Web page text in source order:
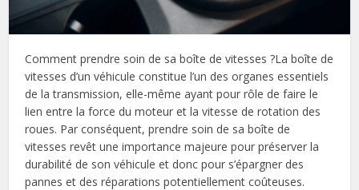
Comment prendre soin de sa boîte de vitesses ?La boîte de
vitesses d’un véhicule constitue l’un des organes essentiels
de la transmission, elle-même ayant pour rôle de faire le
lien entre la force du moteur et la vitesse de rotation des
roues. Par conséquent, prendre soin de sa boîte de
vitesses revêt une importance majeure pour préserver la
durabilité de son véhicule et donc pour s’épargner des
pannes et des réparations potentiellement coûteuses.